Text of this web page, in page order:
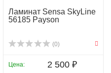
Ламинат Sensa SkyLine
56185 Payson
(0)
Цена: 2 500 ₽